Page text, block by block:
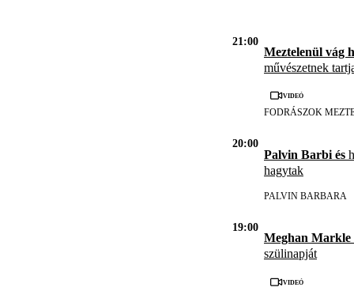
21:00
Meztelenül vág
művészetnek
Videó
FODRÁSZOK
20:00
Palvin Barbi és
hagytak
PALVIN BARBARA
19:00
Meghan
szülinapját
Videó